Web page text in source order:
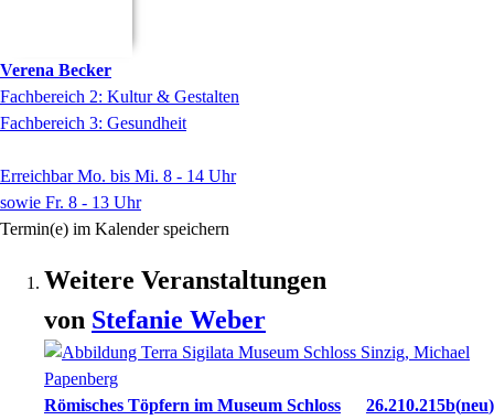
Verena Becker
Fachbereich 2: Kultur & Gestalten
Fachbereich 3: Gesundheit
Erreichbar Mo. bis Mi. 8 - 14 Uhr
sowie Fr. 8 - 13 Uhr
Termin(e) im Kalender speichern
Weitere Veranstaltungen
von Stefanie Weber
Römisches Töpfern im Museum Schloss
26.210.215b neu